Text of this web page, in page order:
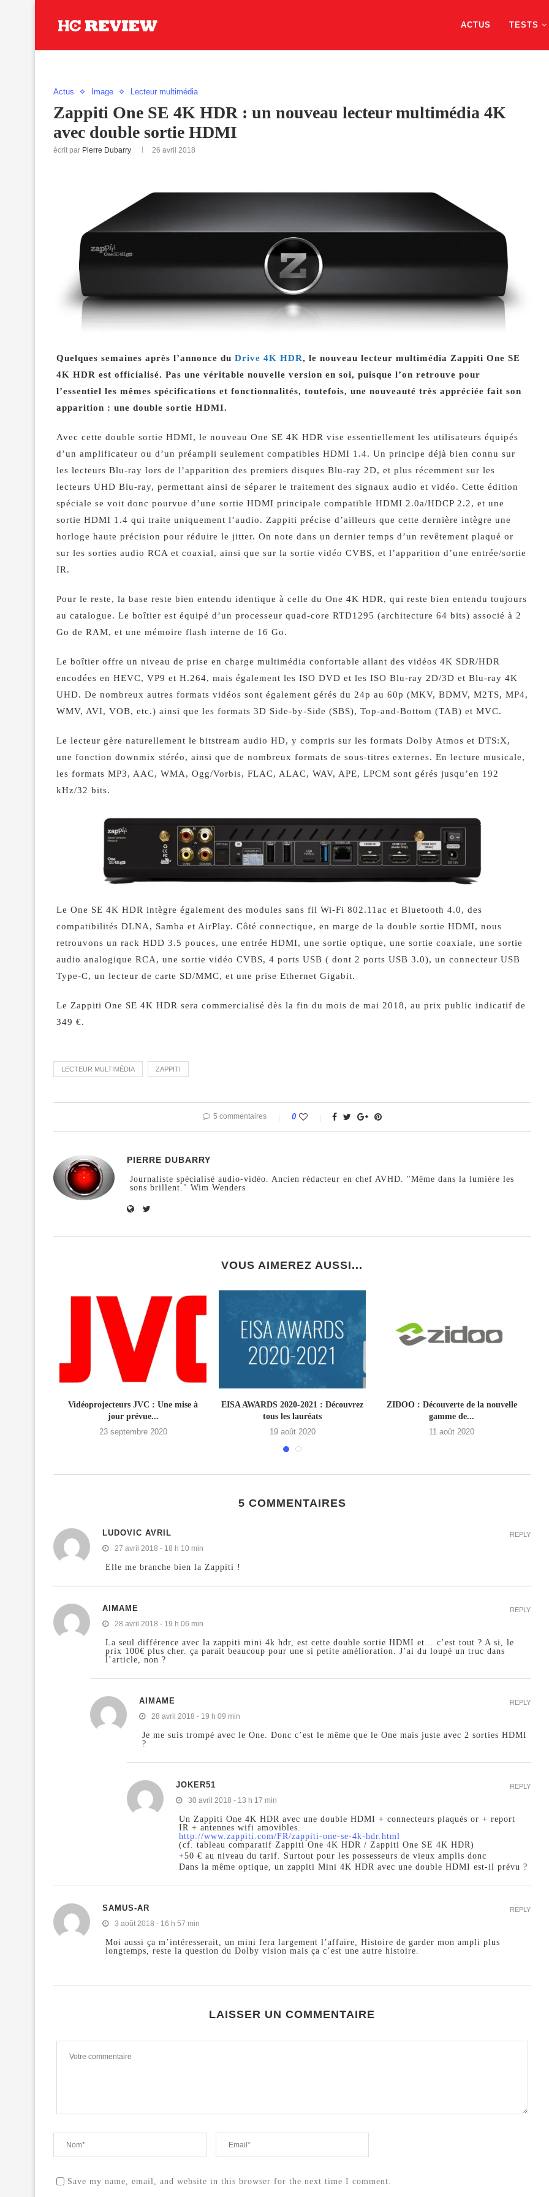
ACTUS TESTS
Actus Image Lecteur multimédia
Zappiti One SE 4K HDR : un nouveau lecteur multimédia 4K
avec double sortie HDMI
écrit par Pierre Dubarry 26 avril 2018
Quelques semaines après l’annonce du Drive 4K HDR, le nouveau lecteur multimédia Zappiti One SE
4K HDR est officialisé. Pas une véritable nouvelle version en soi, puisque l’on retrouve pour
l’essentiel les mêmes spécifications et fonctionnalités, toutefois, une nouveauté très appréciée fait son
apparition : une double sortie HDMI.
Avec cette double sortie HDMI, le nouveau One SE 4K HDR vise essentiellement les utilisateurs équipés
d’un amplificateur ou d’un préampli seulement compatibles HDMI 1.4. Un principe déjà bien connu sur
les lecteurs Blu-ray lors de l’apparition des premiers disques Blu-ray 2D, et plus récemment sur les
lecteurs UHD Blu-ray, permettant ainsi de séparer le traitement des signaux audio et vidéo. Cette édition
spéciale se voit donc pourvue d’une sortie HDMI principale compatible HDMI 2.0a/HDCP 2.2, et une
sortie HDMI 1.4 qui traite uniquement l’audio. Zappiti précise d’ailleurs que cette dernière intègre une
horloge haute précision pour réduire le jitter. On note dans un dernier temps d’un revêtement plaqué or
sur les sorties audio RCA et coaxial, ainsi que sur la sortie vidéo CVBS, et l’apparition d’une entrée/sortie
IR.
Pour le reste, la base reste bien entendu identique à celle du One 4K HDR, qui reste bien entendu toujours
au catalogue. Le boîtier est équipé d’un processeur quad-core RTD1295 (architecture 64 bits) associé à 2
Go de RAM, et une mémoire flash interne de 16 Go.
Le boîtier offre un niveau de prise en charge multimédia confortable allant des vidéos 4K SDR/HDR
encodées en HEVC, VP9 et H.264, mais également les ISO DVD et les ISO Blu-ray 2D/3D et Blu-ray 4K
UHD. De nombreux autres formats vidéos sont également gérés du 24p au 60p (MKV, BDMV, M2TS, MP4,
WMV, AVI, VOB, etc.) ainsi que les formats 3D Side-by-Side (SBS), Top-and-Bottom (TAB) et MVC.
Le lecteur gère naturellement le bitstream audio HD, y compris sur les formats Dolby Atmos et DTS:X,
une fonction downmix stéréo, ainsi que de nombreux formats de sous-titres externes. En lecture musicale,
les formats MP3, AAC, WMA, Ogg/Vorbis, FLAC, ALAC, WAV, APE, LPCM sont gérés jusqu’en 192
kHz/32 bits.
Le One SE 4K HDR intègre également des modules sans fil Wi-Fi 802.11ac et Bluetooth 4.0, des
compatibilités DLNA, Samba et AirPlay. Côté connectique, en marge de la double sortie HDMI, nous
retrouvons un rack HDD 3.5 pouces, une entrée HDMI, une sortie optique, une sortie coaxiale, une sortie
audio analogique RCA, une sortie vidéo CVBS, 4 ports USB ( dont 2 ports USB 3.0), un connecteur USB
Type-C, un lecteur de carte SD/MMC, et une prise Ethernet Gigabit.
Le Zappiti One SE 4K HDR sera commercialisé dès la fin du mois de mai 2018, au prix public indicatif de
349 €.
LECTEUR MULTIMÉDIA ZAPPITI
5 commentaires 0
PIERRE DUBARRY
Journaliste spécialisé audio-vidéo. Ancien rédacteur en chef AVHD. "Même dans la lumière les
sons brillent." Wim Wenders
VOUS AIMEREZ AUSSI...
Vidéoprojecteurs JVC : Une mise à
jour prévue...
23 septembre 2020
EISA AWARDS 2020-2021 : Découvrez
tous les lauréats
19 août 2020
ZIDOO : Découverte de la nouvelle
gamme de...
11 août 2020
5 COMMENTAIRES
LUDOVIC AVRIL
27 avril 2018 - 18 h 10 min
Elle me branche bien la Zappiti !
REPLY
AIMAME
28 avril 2018 - 19 h 06 min
La seul différence avec la zappiti mini 4k hdr, est cette double sortie HDMI et… c’est tout ? A si, le
prix 100€ plus cher. ça parait beaucoup pour une si petite amélioration. J’ai du loupé un truc dans
l’article, non ?
REPLY
AIMAME
28 avril 2018 - 19 h 09 min
Je me suis trompé avec le One. Donc c’est le même que le One mais juste avec 2 sorties HDMI
?
REPLY
JOKER51
30 avril 2018 - 13 h 17 min
Un Zappiti One 4K HDR avec une double HDMI + connecteurs plaqués or + report
IR + antennes wifi amovibles.
http://www.zappiti.com/FR/zappiti-one-se-4k-hdr.html
(cf. tableau comparatif Zappiti One 4K HDR / Zappiti One SE 4K HDR)
+50 € au niveau du tarif. Surtout pour les possesseurs de vieux amplis donc
Dans la même optique, un zappiti Mini 4K HDR avec une double HDMI est-il prévu ?
REPLY
SAMUS-AR
3 août 2018 - 16 h 57 min
Moi aussi ça m’intéresserait, un mini fera largement l’affaire, Histoire de garder mon ampli plus
longtemps, reste la question du Dolby vision mais ça c’est une autre histoire.
REPLY
LAISSER UN COMMENTAIRE
Save my name, email, and website in this browser for the next time I comment.